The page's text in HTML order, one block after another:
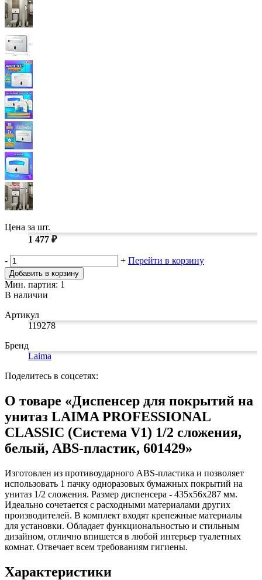
Цена за шт.
1 477 ₽
- + Перейти в корзину
Добавить в корзину
Мин. партия: 1
В наличии
Артикул
119278
Бренд
Laima
Поделитесь в соцсетях:
О товаре «Диспенсер для покрытий на
унитаз LAIMA PROFESSIONAL
CLASSIC (Система V1) 1/2 сложения,
белый, ABS-пластик, 601429»
Изготовлен из противоударного ABS-пластика и позволяет
использовать 1 пачку одноразовых бумажных покрытий на
унитаз 1/2 сложения. Размер диспенсера - 435х56х287 мм.
Идеально сочетается с расходными материалами других
производителей. В комплект входят крепежные материалы
для установки. Обладает функциональностью и стильным
дизайном, отлично впишется в любой интерьер туалетных
комнат. Отвечает всем требованиям гигиены.
Характеристики